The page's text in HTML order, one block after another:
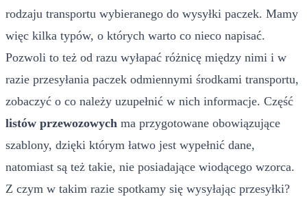
rodzaju transportu wybieranego do wysyłki paczek. Mamy
więc kilka typów, o których warto co nieco napisać.
Pozwoli to też od razu wyłapać różnicę między nimi i w
razie przesyłania paczek odmiennymi środkami transportu,
zobaczyć o co należy uzupełnić w nich informacje. Część
listów przewozowych ma przygotowane obowiązujące
szablony, dzięki którym łatwo jest wypełnić dane,
natomiast są też takie, nie posiadające wiodącego wzorca.
Z czym w takim razie spotkamy się wysyłając przesyłki?